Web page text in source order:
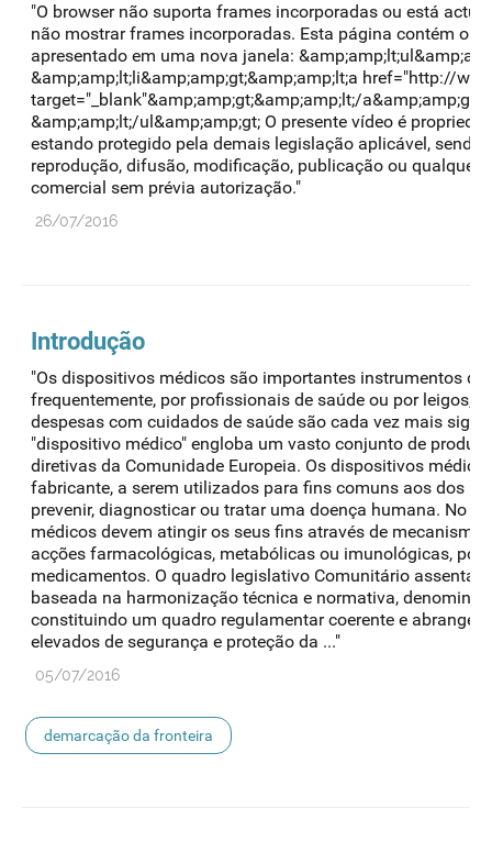
"O browser não suporta frames incorporadas ou está
não mostrar frames incorporadas. Esta página contém o
apresentado em uma nova janela:
&amp;amp;lt;li&amp;amp;gt;&amp;amp;lt;a href="http://
target="_blank"&amp;amp;gt;&amp;amp;lt;/
&amp;amp;lt;/ul&amp;amp;gt; O presente vídeo é
estando protegido pela demais legislação aplicável, sendo
reprodução, difusão, modificação, publicação ou qualquer
comercial sem prévia autorização."
26/07/2016
Introdução
"Os dispositivos médicos são importantes instrumentos de
frequentemente, por profissionais de saúde ou por leigos,
despesas com cuidados de saúde são cada vez mais
"dispositivo médico" engloba um vasto conjunto de
diretivas da Comunidade Europeia. Os dispositivos
fabricante, a serem utilizados para fins comuns aos dos
prevenir, diagnosticar ou tratar uma doença humana. No
médicos devem atingir os seus fins através de
acções farmacológicas, metabólicas ou imunológicas, por
medicamentos. O quadro legislativo Comunitário assenta
baseada na harmonização técnica e normativa,
constituindo um quadro regulamentar coerente e
elevados de segurança e proteção da ..."
05/07/2016
demarcação da fronteira